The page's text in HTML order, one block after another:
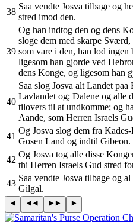
38
Saa vendte Josva tilbage og
stred imod den.
39
Og han indtog den og dens
sloge dem med skarpe Sværd,
som vare i den, han lod
ligesom han gjorde ved
dens Konge, og ligesom han
40
Saa slog Josva alt Landet
Lavlandet og; Dalene og alle
tilovers til at undkomme; og
Aande, som Herren Israels
41
Og Josva slog dem fra
Gosen Land og indtil Gibeon.
42
Og Josva tog alle disse
thi Herren Israels Gud stred
43
Saa vendte Josva tilbage og
Gilgal.